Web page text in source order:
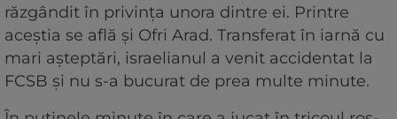
răzgândit în privința unora dintre ei. Printre
aceștia se află și Ofri Arad. Transferat în iarnă cu
mari așteptări, israelianul a venit accidentat la
FCSB și nu s-a bucurat de prea multe minute.